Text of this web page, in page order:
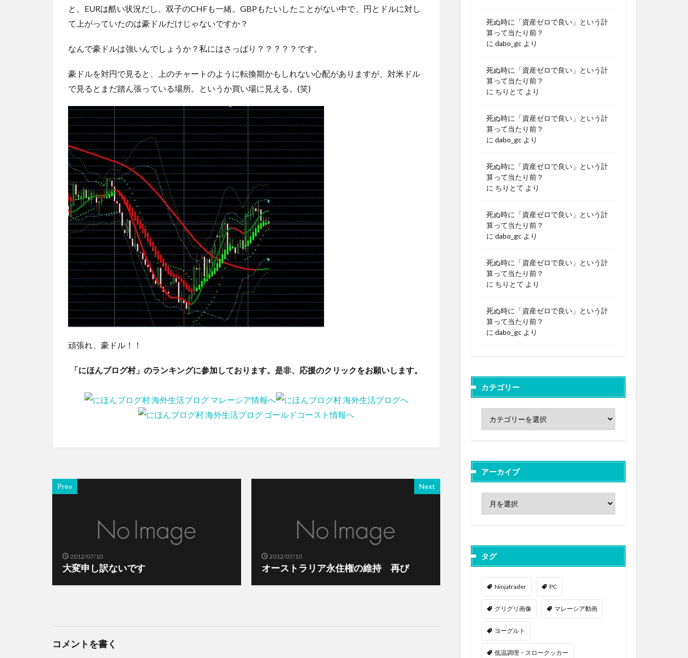
と。EURは酷い状況だし、双子のCHFも一緒。GBPもたいしたことがない中で、円とドルに対し
て上がっていたのは豪ドルだけじゃないですか？
なんで豪ドルは強いんでしょうか？私にはさっぱり？？？？？です。
豪ドルを対円で見ると、上のチャートのように転換期かもしれない心配がありますが、対米ドル
で見るとまだ踏ん張っている場所。というか買い場に見える。(笑)
頑張れ、豪ドル！！
「にほんブログ村」のランキングに参加しております。是非、応援のクリックをお願いします。
Prev
2012/07/10
大変申し訳ないです
Next
2012/07/10
オーストラリア永住権の維持 再び
コメントを書く
死ぬ時に「資産ゼロで良い」という計
算って当たり前？
に dabo_gc より
死ぬ時に「資産ゼロで良い」という計
算って当たり前？
に ちりとて より
死ぬ時に「資産ゼロで良い」という計
算って当たり前？
に dabo_gc より
死ぬ時に「資産ゼロで良い」という計
算って当たり前？
に ちりとて より
死ぬ時に「資産ゼロで良い」という計
算って当たり前？
に dabo_gc より
死ぬ時に「資産ゼロで良い」という計
算って当たり前？
に ちりとて より
死ぬ時に「資産ゼロで良い」という計
算って当たり前？
に dabo_gc より
カテゴリー
アーカイブ
タグ
Ninjatrader PC
グリグリ画像 マレーシア動画
ヨーグルト
低温調理・スロークッカー